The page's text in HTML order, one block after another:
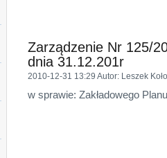
Zarządzenie Nr 125/
dnia 31.12.201r
2010-12-31 13:29 Autor: Leszek
w sprawie: Zakładowego